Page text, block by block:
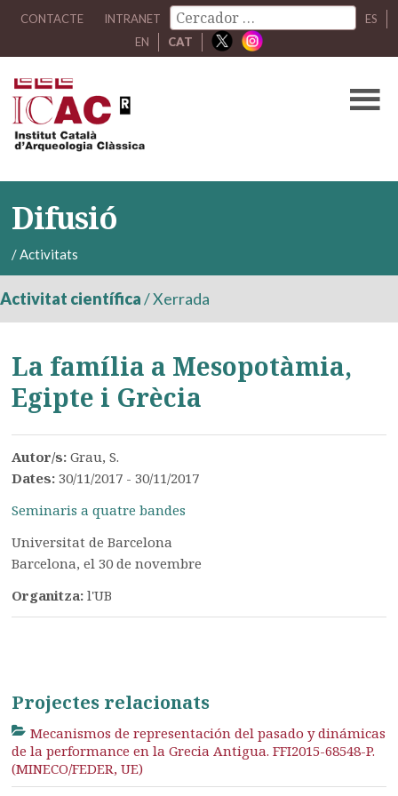
CONTACTE INTRANET
ES
EN
CAT
Difusió
/Activitats
Activitat científica/Xerrada
La família a Mesopotàmia,
Egipte i Grècia
Autor/s:Grau, S.
Dates:30/11/2017 - 30/11/2017
Seminaris a quatre bandes
Universitat de Barcelona
Barcelona, el 30 de novembre
Organitza:l'UB
Projectes relacionats
Mecanismos de representación del pasado y dinámicas
de la performance en la Grecia Antigua. FFI2015-68548-P.
(MINECO/FEDER, UE)